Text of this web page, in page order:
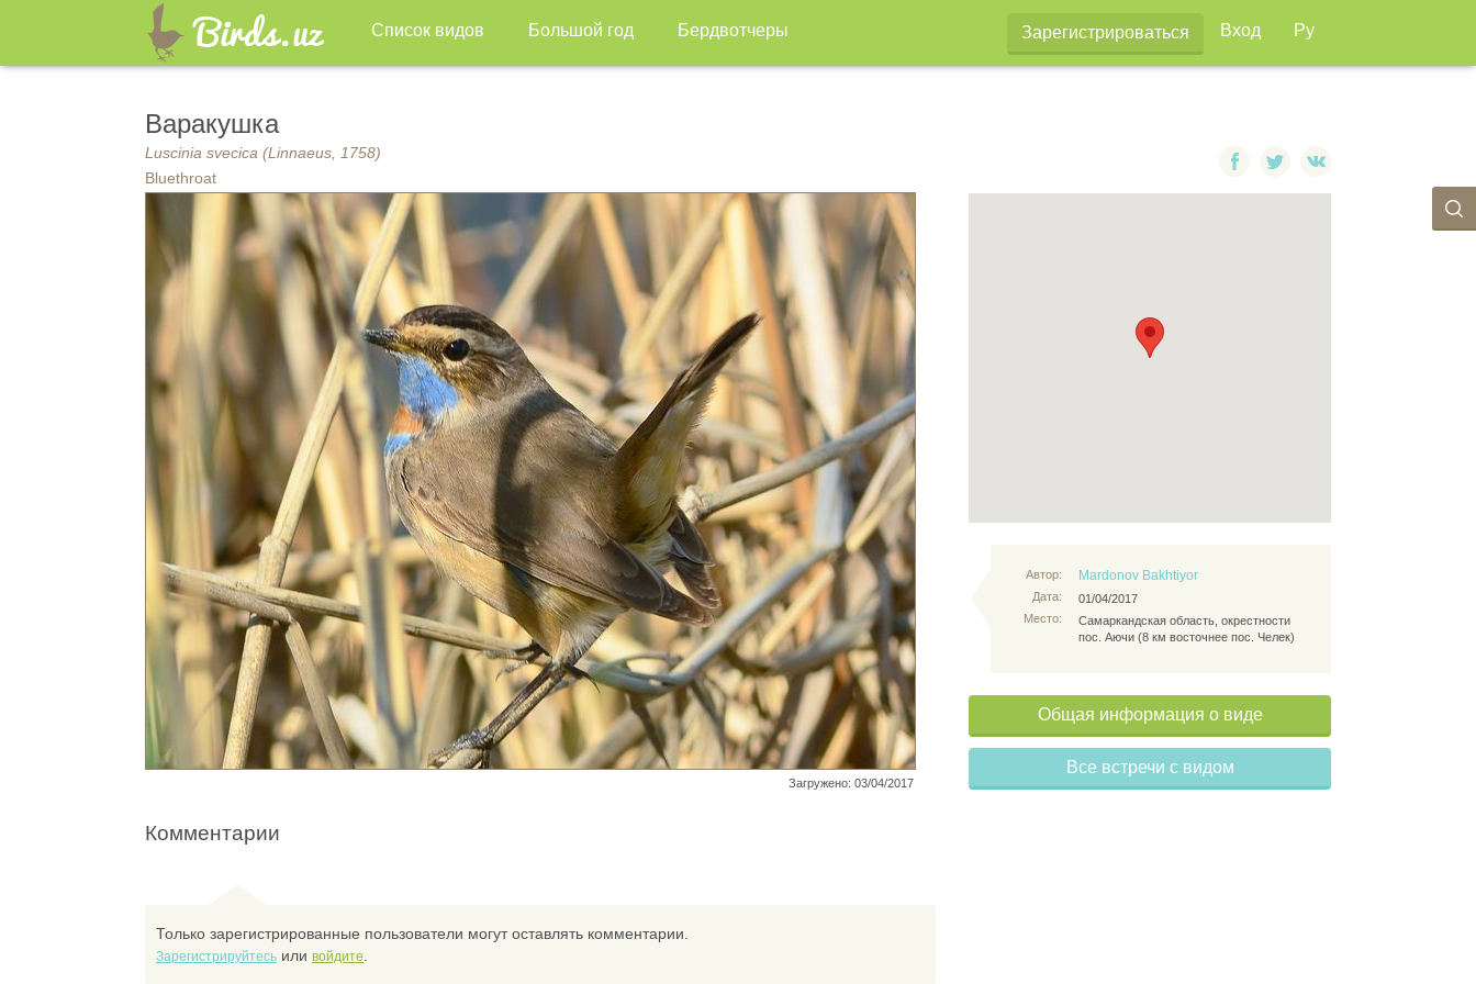
Список видов Большой год Бердвотчеры Зарегистрироваться Вход Ру
Варакушка
Luscinia svecica (Linnaeus, 1758)
Bluethroat
Загружено: 03/04/2017
Автор:
Дата:
Место:
Mardonov Bakhtiyor
01/04/2017
Самаркандская область, окрестности
пос. Аючи (8 км восточнее пос. Челек)
Общая информация о виде
Все встречи с видом
Комментарии
Только зарегистрированные пользователи могут оставлять комментарии.
Зарегистрируйтесь или войдите